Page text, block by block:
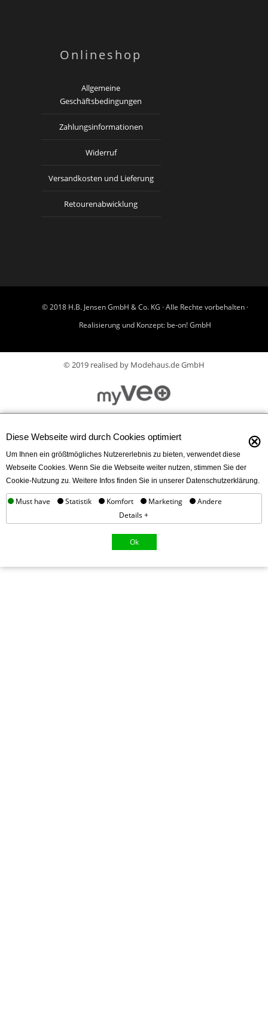
Onlineshop
Allgemeine
Geschäftsbedingungen
Zahlungsinformationen
Widerruf
Versandkosten und Lieferung
Retourenabwicklung
© 2018 H.B. Jensen GmbH & Co. KG · Alle Rechte vorbehalten ·
Realisierung und Konzept: be-on! GmbH
© 2019 realised by Modehaus.de GmbH
Diese Webseite wird durch Cookies optimiert ⊗
Um Ihnen ein größtmögliches Nutzererlebnis zu bieten, verwendet diese
Webseite Cookies. Wenn Sie die Webseite weiter nutzen, stimmen Sie der
Cookie-Nutzung zu. Weitere Infos finden Sie in unserer Datenschutzerklärung.
Must have Statistik Komfort Marketing
Andere
Details +
Ok